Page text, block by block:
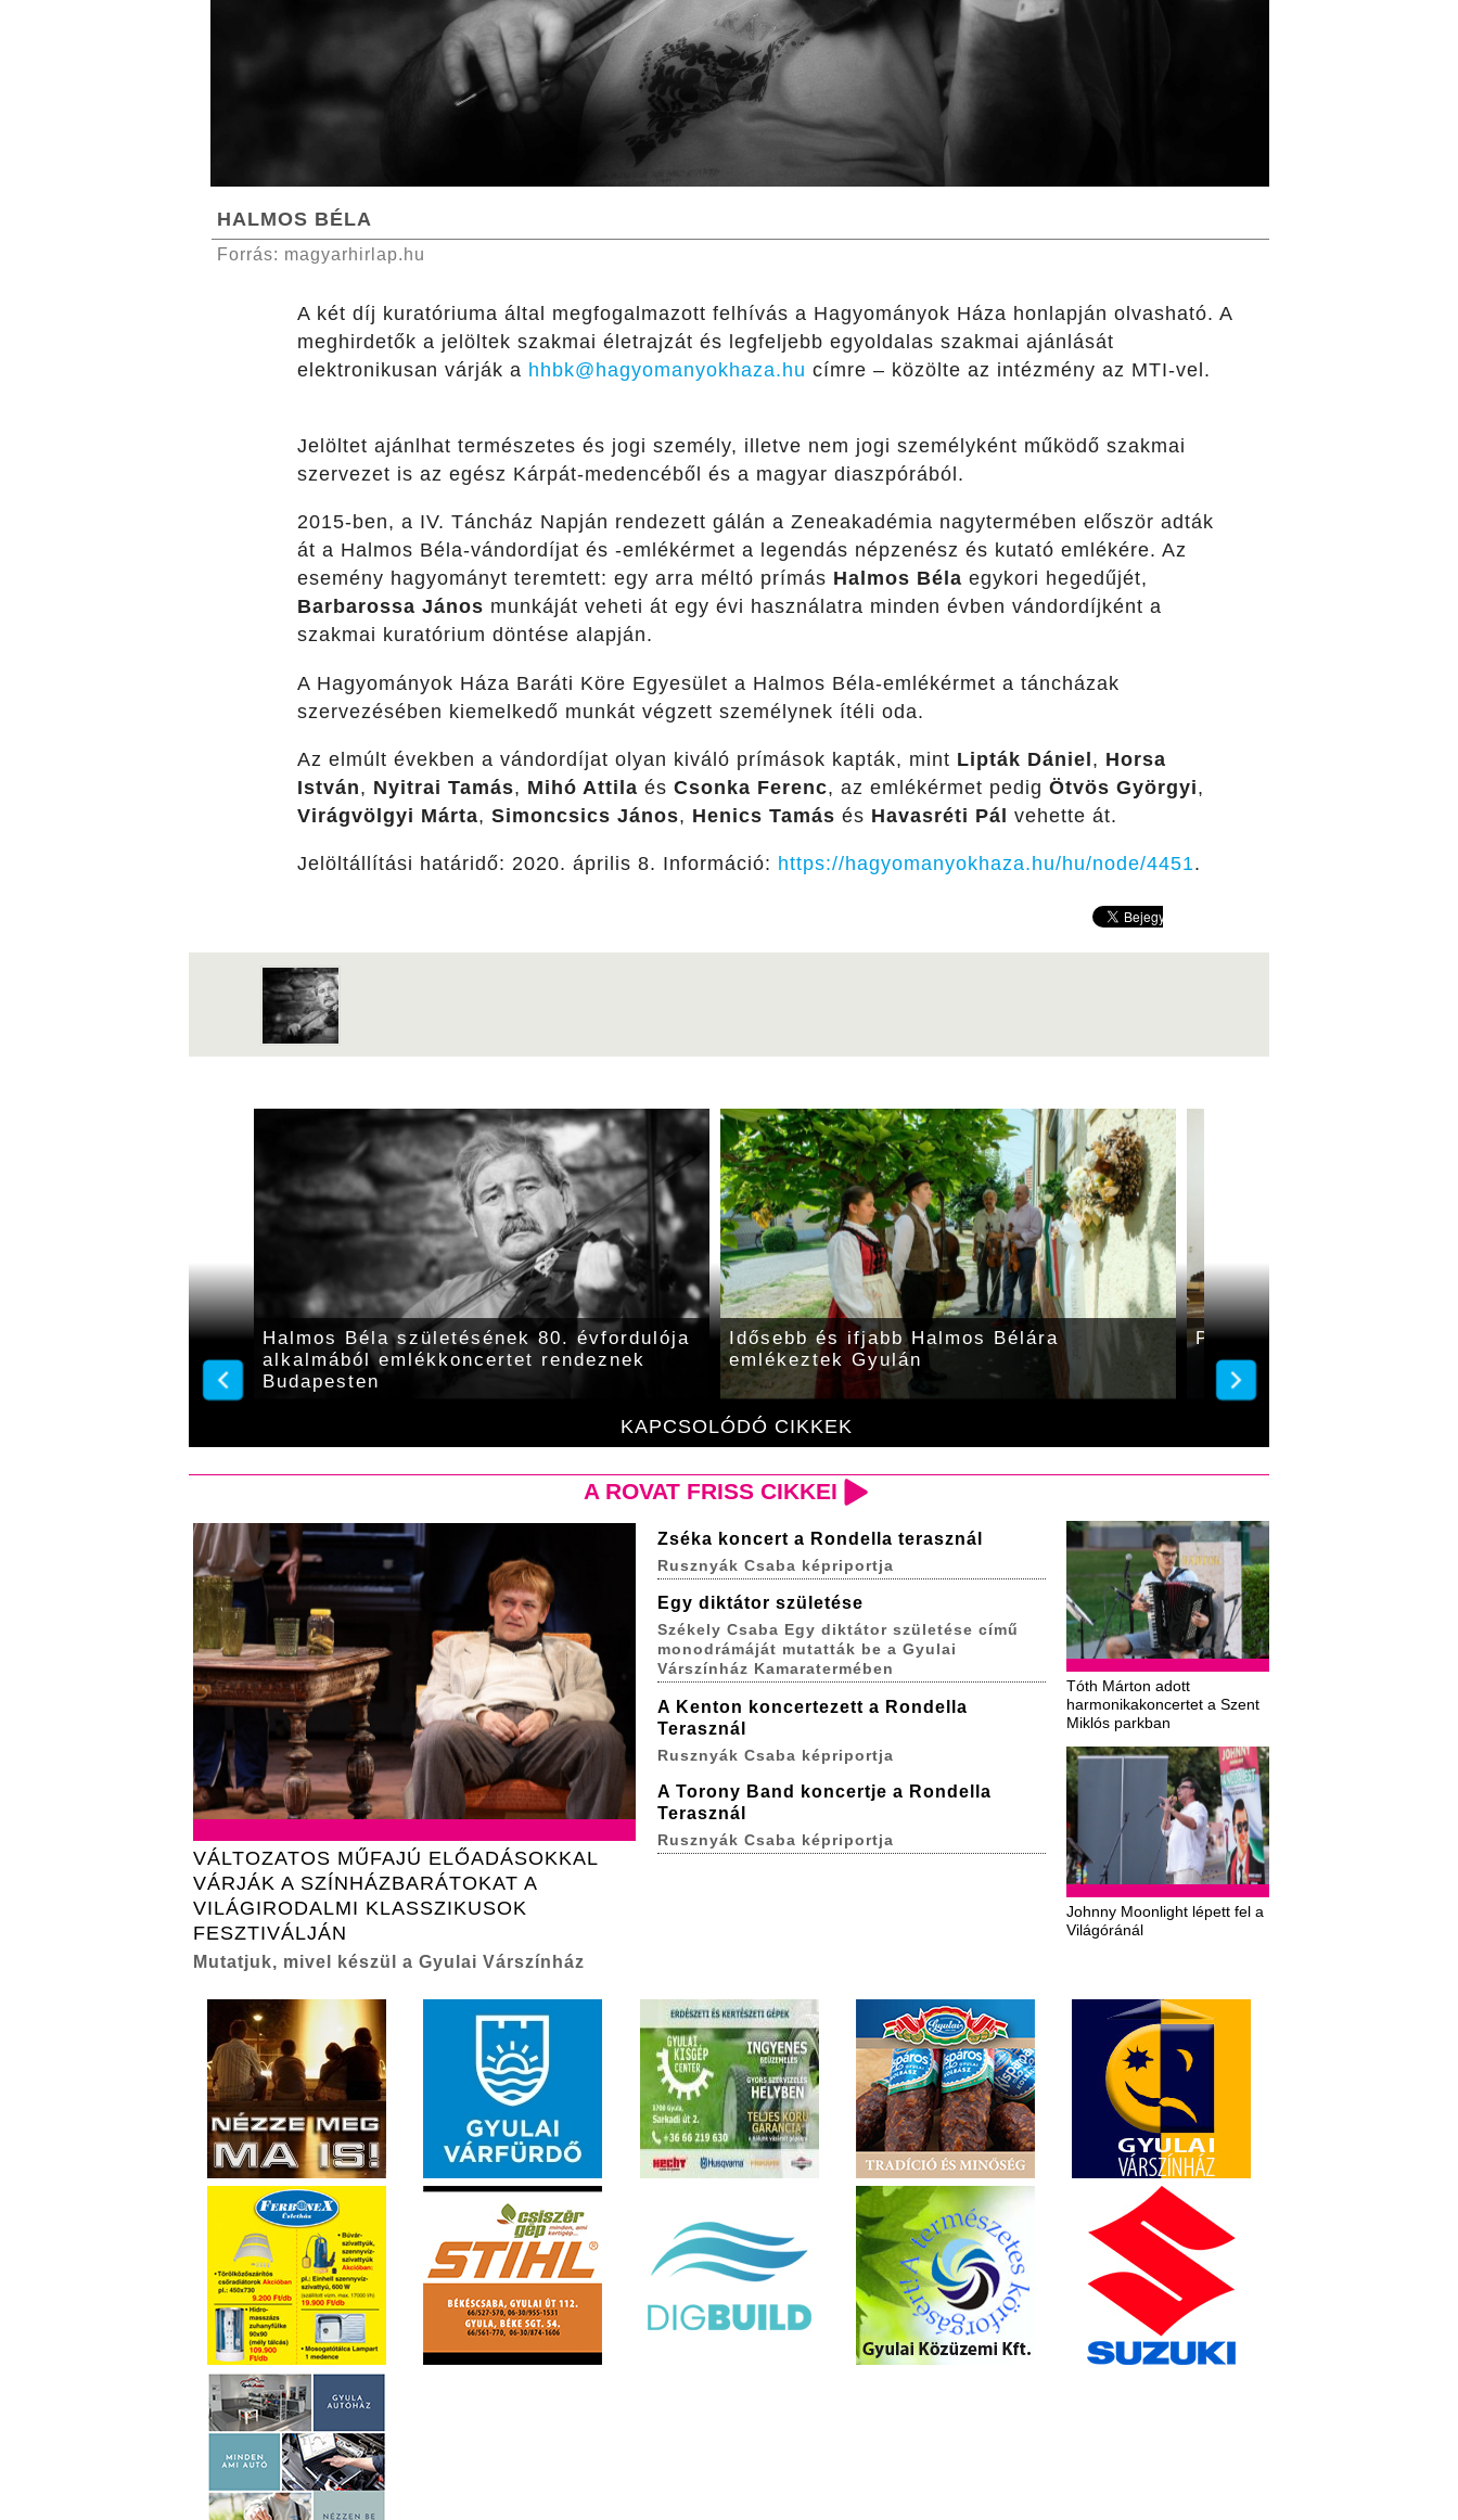
HALMOS BÉLA
Forrás: magyarhirlap.hu
A két díj kuratóriuma által megfogalmazott felhívás a Hagyományok Háza honlapján olvasható. A
meghirdetők a jelöltek szakmai életrajzát és legfeljebb egyoldalas szakmai ajánlását
elektronikusan várják a hhbk@hagyomanyokhaza.hu címre – közölte az intézmény az MTI-vel.
Jelöltet ajánlhat természetes és jogi személy, illetve nem jogi személyként működő szakmai
szervezet is az egész Kárpát-medencéből és a magyar diaszpórából.
2015-ben, a IV. Táncház Napján rendezett gálán a Zeneakadémia nagytermében először adták
át a Halmos Béla-vándordíjat és -emlékérmet a legendás népzenész és kutató emlékére. Az
esemény hagyományt teremtett: egy arra méltó prímás Halmos Béla egykori hegedűjét,
Barbarossa János munkáját veheti át egy évi használatra minden évben vándordíjként a
szakmai kuratórium döntése alapján.
A Hagyományok Háza Baráti Köre Egyesület a Halmos Béla-emlékérmet a táncházak
szervezésében kiemelkedő munkát végzett személynek ítéli oda.
Az elmúlt években a vándordíjat olyan kiváló prímások kapták, mint Lipták Dániel, Horsa
István, Nyitrai Tamás, Mihó Attila és Csonka Ferenc, az emlékérmet pedig Ötvös Györgyi,
Virágvölgyi Márta, Simoncsics János, Henics Tamás és Havasréti Pál vehette át.
Jelöltállítási határidő: 2020. április 8. Információ: https://hagyomanyokhaza.hu/hu/node/4451.
KAPCSOLÓDÓ CIKKEK
Halmos Béla születésének 80. évfordulója
alkalmából emlékkoncertet rendeznek
Budapesten
Idősebb és ifjabb Halmos Bélára
emlékeztek Gyulán
Pál apostol levelei dalban
A ROVAT FRISS CIKKEI
VÁLTOZATOS MŰFAJÚ ELŐADÁSOKKAL
VÁRJÁK A SZÍNHÁZBARÁTOKAT A
VILÁGIRODALMI KLASSZIKUSOK
FESZTIVÁLJÁN
Mutatjuk, mivel készül a Gyulai Várszínház
Tóth Márton adott
harmonikakoncertet a Szent
Miklós parkban
Johnny Moonlight lépett fel a
Világóránál
Zséka koncert a Rondella terasznál
Rusznyák Csaba képriportja
Egy diktátor születése
Székely Csaba Egy diktátor születése című
monodrámáját mutatták be a Gyulai
Várszínház Kamaratermében
A Kenton koncertezett a Rondella
Terasznál
Rusznyák Csaba képriportja
A Torony Band koncertje a Rondella
Terasznál
Rusznyák Csaba képriportja